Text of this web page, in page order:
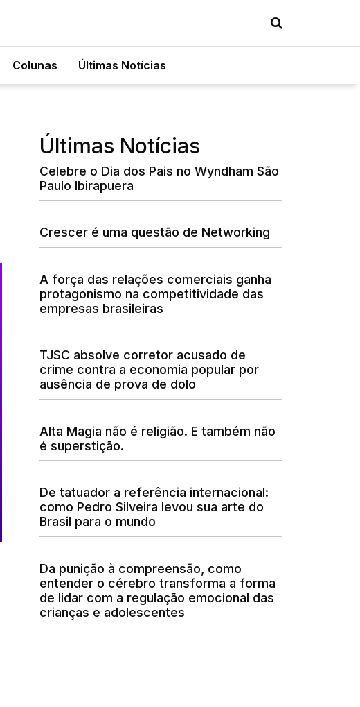
Colunas Últimas Notícias
Últimas Notícias
Celebre o Dia dos Pais no Wyndham São
Paulo Ibirapuera
Crescer é uma questão de Networking
A força das relações comerciais ganha
protagonismo na competitividade das
empresas brasileiras
TJSC absolve corretor acusado de
crime contra a economia popular por
ausência de prova de dolo
Alta Magia não é religião. E também não
é superstição.
De tatuador a referência internacional:
como Pedro Silveira levou sua arte do
Brasil para o mundo
Da punição à compreensão, como
entender o cérebro transforma a forma
de lidar com a regulação emocional das
crianças e adolescentes